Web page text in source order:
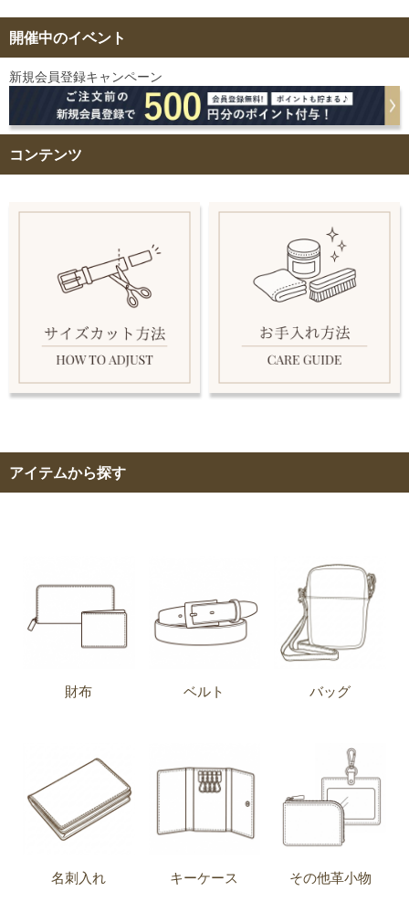
開催中のイベント
新規会員登録キャンペーン
コンテンツ
アイテムから探す
財布 ベルト バッグ
名刺入れ キーケース その他革小物